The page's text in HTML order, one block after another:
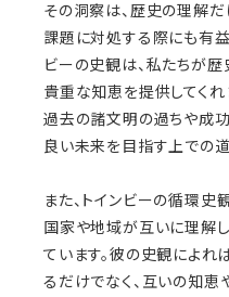
その洞察は、歴史の理解
課題に対処する際にも有益
ビーの史観は、私たちが
貴重な知恵を提供してくれ
過去の諸文明の過ちや成功
良い未来を目指す上での道
また、トインビーの循環
国家や地域が互いに理解
ています。彼の史観によれ
るだけでなく、互いの知恵